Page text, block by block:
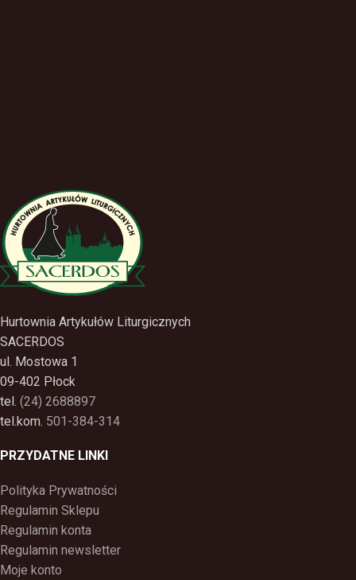
Hurtownia Artykułów Liturgicznych
SACERDOS
ul. Mostowa 1
09-402 Płock
tel. (24) 2688897
tel.kom. 501-384-314
PRZYDATNE LINKI
Polityka Prywatności
Regulamin Sklepu
Regulamin konta
Regulamin newsletter
Moje konto